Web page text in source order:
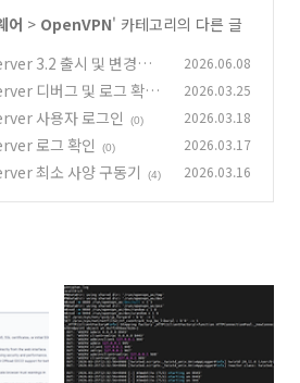
어 > OpenVPN' 카테고리의 다른 글
3.2 출시 및 변경점
2026.06.08
디버그 및 로그 확인
2026.03.25
사용자 로그인 (0) 2026.03.18
로그 확인 (0) 2026.03.17
최소 사양 구동기 (4) 2026.03.16